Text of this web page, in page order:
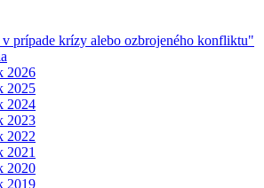
prípade krízy alebo ozbrojeného konfliktu"
2026
2025
2024
2023
2022
2021
2020
2019